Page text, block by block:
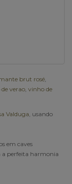
brut rosé
verao vinho de
Valduga , usando
em caves
a perfeita harmonia